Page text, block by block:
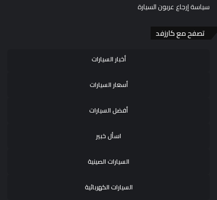
سياسة إرجاع عربون السيارة
تصفح مع كارزفد
أخبار السيارات
أسعار السيارات
أفضل السيارات
اسأل خبير
السيارات الصينية
السيارات الكهربائية